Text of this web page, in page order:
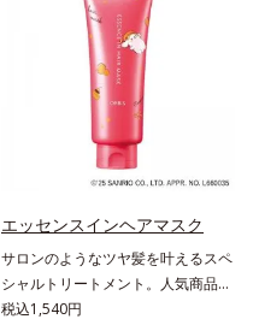
悪さに対応した色設計で、白浮きせ
ずパッと明るい印象を叶えます。こ
れ1本で、日中美容クリーム・日焼
け止め・化粧下地・カラーコントロ
ール・コンシーラー・パウダー・フ
ァンデーションの7役を兼ねる多機
能BB。慌ただしい朝でもパパッと
塗るだけで、厚塗り感のない、自然
なツヤめきのある美肌に整えます。
*1 年齢を重ねた肌*2 オルビス内BB
クリームのカバー力
エッセンスインヘアマスク
サロンのようなツヤ髪を叶えるスペ
シャルトリートメント。人気商品
「エッセンスインヘアミルク」と同
税込1,540円